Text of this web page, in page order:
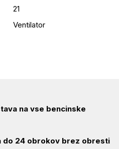
21
Ventilator
na vse bencinske
do 24 obrokov brez obresti